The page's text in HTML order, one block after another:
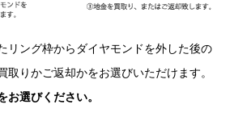
リング枠からダイヤモンドを外した後の
取りかご返却かをお選びいただけます。
選びください。